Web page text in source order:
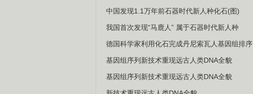
中国发现1.1万年前石器时代新人种化石(图)
我国首次发现“马鹿人” 属于石器时代新人种
德国科学家利用化石完成丹尼索瓦人基因组排序
基因组序列新技术重现远古人类DNA全貌
基因组序列新技术重现远古人类DNA全貌